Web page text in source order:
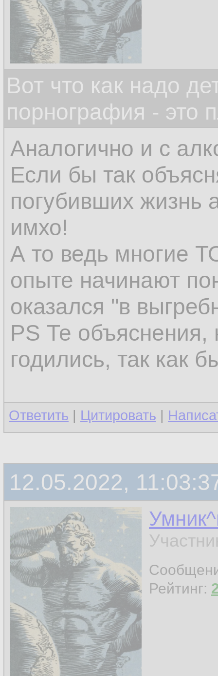
Вот что как надо
порнография - это
Аналогично и с
Если бы так
погубивших жизнь
имхо!
А то ведь многие
опыте начинают
оказался "в
PS Те
годились, так как
Ответить | Цитировать |
12.05.2022,
Рейтинг: